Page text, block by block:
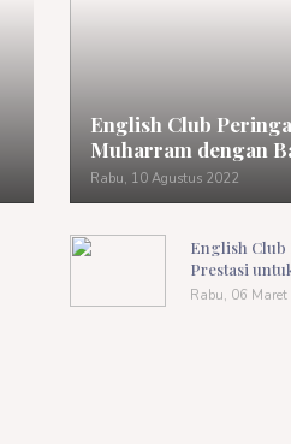
English Club
Muharram dengan
Rabu, 10 Agustus 2022
English Club
Prestasi
Rabu, 06